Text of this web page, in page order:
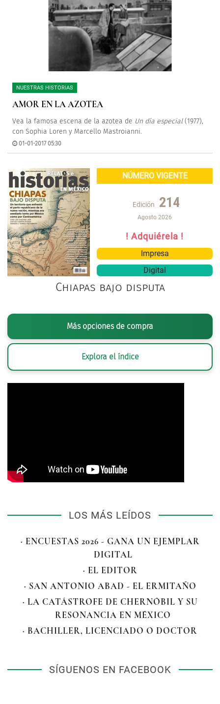
NUESTRAS HISTORIAS
AMOR EN LA AZOTEA
Vea la famosa escena de la azotea de Un día especial(1977),
con Sophia Loren y Marcello Mastroianni.
01-01-2017 05:30
NÚMERO VIGENTE
Edición 214
Agosto 2026
! Adquiérela !
Impresa
Digital
Chiapas bajo disputa
Más opciones de compra
Explora el índice
LOS MÁS LEÍDOS
· ENCUESTAS 2026 - GANA UN EJEMPLAR
DIGITAL
· EL EDITOR
· SAN ANTONIO ABAD - EL ERMITAÑO
· LA CATÁSTROFE DE CHERNÓBIL Y SU
RESONANCIA EN MÉXICO
· BACHILLER, LICENCIADO O DOCTOR
SÍGUENOS EN FACEBOOK